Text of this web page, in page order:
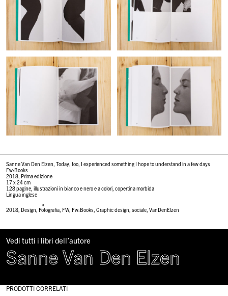
Sanne Van Den Elzen, Today, too, I experienced something I hope to understand in a few days
Fw:Books
2018, Prima edizione
17 x 24 cm
128 pagine, illustrazioni in bianco e nero e a colori, copertina morbida
Lingua inglese
#
2018, Design, Fotografia, FW, Fw:Books,Graphic design,sociale,VanDenElzen
Vedi tutti i libri dell’autore
Sanne Van Den Elzen
PRODOTTI CORRELATI